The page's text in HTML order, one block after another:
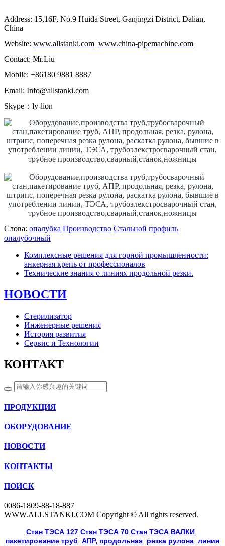
Address: 15,16F, No.9 Huida Street, Ganjingzi District, Dalian,
China
Website: www.allstanki.com www.china-pipemachine.com
Contact: Mr.Liu
Mobile: +86180 9881 8887
Email: Info@allstanki.com
Skype：ly-lion
Слова: опалубка Производство Стальной профиль
опалубочный
Комплексные решения для горной промышленности:
анкерная крепь от профессионалов
Технические знания о линиях продольной резки.
НОВОСТИ
Стерилизатор
Инженерные решения
История развития
Сервис и Технологии
КОНТАКТ
ПРОДУКЦИЯ
ОБОРУДОВАНИЕ
НОВОСТИ
КОНТАКТЫ
ПОИСК
0086-1809-88-18-887
WWW.ALLSTANKI.COM Copyright © All rights reserved.
Cтан ТЭСА 127 Cтан ТЭСА 70 Cтан ТЭСА ВАЛКИ
пакетирование труб АПР, продольная резка рулона линия